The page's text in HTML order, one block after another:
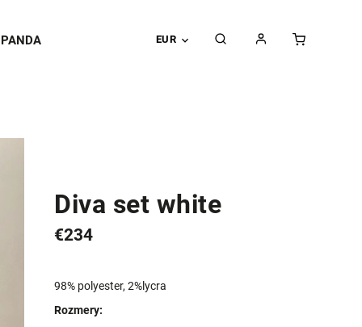
EUR
PANDA
Diva set white
€234
98% polyester, 2%lycra
Rozmery: